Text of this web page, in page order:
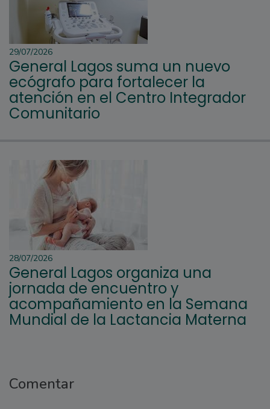
29/07/2026
General Lagos suma un nuevo
ecógrafo para fortalecer la
atención en el Centro Integrador
Comunitario
28/07/2026
General Lagos organiza una
jornada de encuentro y
acompañamiento en la Semana
Mundial de la Lactancia Materna
Comentar